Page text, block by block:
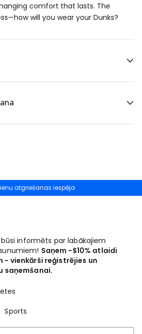
comfort that lasts. The
will you wear your Dunks?
atgriešanas iespēja
informēts par labākajiem
Saņem -$10% atlaidi
- vienkārši reģistrējies un
saņemšanai.
Sports